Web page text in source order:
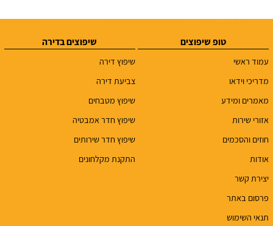
טופ שיפוצים
עמוד ראשי
מדריכי וידאו
מאמרים ומידע
אזורי שירות
חוזים והסכמים
אודות
יצירת קשר
פרסום באתר
תנאי השימוש
שיפוצים בדירה
שיפוץ דירה
צביעת דירה
שיפוץ מטבחים
שיפוץ חדר אמבטיה
שיפוץ חדר שירותים
התקנת מקלחונים